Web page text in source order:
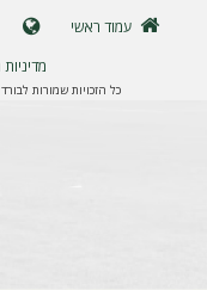
עמוד ראשי
כל הזכויות שמורות לבורד